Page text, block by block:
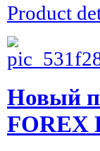
Product
Новый
FOREX